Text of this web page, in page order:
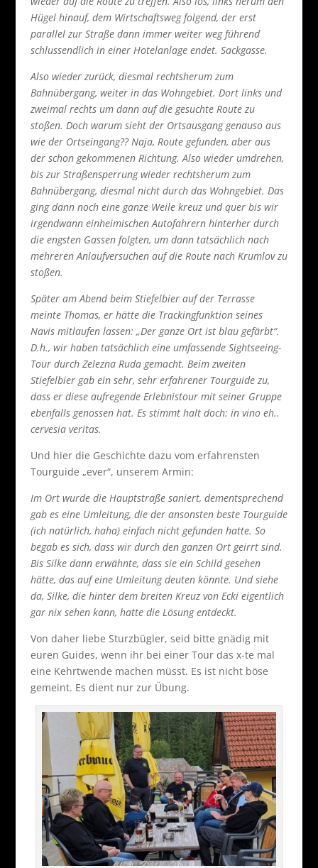
Hügel hinauf, dem Wirtschaftsweg folgend, der erst
parallel zur Straße dann immer weiter weg führend
schlussendlich in einer Hotelanlage endet. Sackgasse.
Also wieder zurück, diesmal rechtsherum zum
Bahnübergang, weiter in das Wohngebiet. Dort links und
zweimal rechts um dann auf die gesuchte Route zu
stoßen. Doch warum sieht der Ortsausgang genauso aus
wie der Ortseingang?? Naja, Route gefunden, aber aus
der schon gekommenen Richtung. Also wieder umdrehen,
bis zur Straßensperrung wieder rechtsherum zum
Bahnübergang, diesmal nicht durch das Wohngebiet. Das
ging dann noch eine ganze Weile kreuz und quer bis wir
irgendwann einheimischen Autofahrern hinterher durch
die engsten Gassen folgten, um dann tatsächlich nach
mehreren Anlaufversuchen auf die Route nach Krumlov zu
stoßen.
Später am Abend beim Stiefelbier auf der Terrasse
meinte Thomas, er hätte die Trackingfunktion seines
Navis mitlaufen lassen: „Der ganze Ort ist blau gefärbt“.
D.h., wir haben tatsächlich eine umfassende Sightseeing-
Tour durch Zelezna Ruda gemacht. Beim zweiten
Stiefelbier gab ein sehr, sehr erfahrener Tourguide zu,
dass er diese aufregende Erlebnistour mit seiner Gruppe
ebenfalls genossen hat. Es stimmt halt doch: in vino eh..
cervesia veritas.
Und hier die Geschichte dazu vom erfahrensten
Tourguide „ever“, unserem Armin:
Im Ort wurde die Hauptstraße saniert, dementsprechend
gab es eine Umleitung, die der ansonsten beste Tourguide
(ich natürlich, haha) einfach nicht gefunden hatte. So
begab es sich, dass wir durch den ganzen Ort geirrt sind.
Bis Silke dann erwähnte, dass sie ein Schild gesehen
hätte, das auf eine Umleitung deuten könnte. Und siehe
da, Silke, die hinter dem breiten Kreuz von Ecki eigentlich
gar nix sehen kann, hatte die Lösung entdeckt.
Von daher liebe Sturzbügler, seid bitte gnädig mit
euren Guides, wenn ihr bei einer Tour das x-te mal
eine Kehrtwende machen müsst. Es ist nicht böse
gemeint. Es dient nur zur Übung.